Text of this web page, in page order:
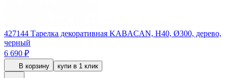
427144 Тарелка декоративная KABACAN, H40, Ø300, дерево,
черный
6 690 ₽
В корзину купи в 1 клик